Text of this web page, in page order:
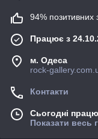
94% позитивних з
Працює з
м. Одеса
rock-
Контакти
Сьогодні
Показати весь